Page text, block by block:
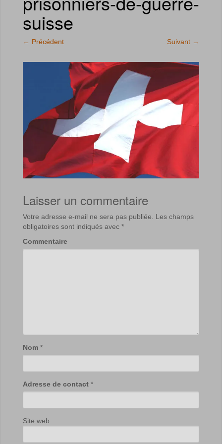
suisse
← Précédent Suivant →
Laisser un commentaire
Votre adresse e-mail ne sera pas publiée. Les champs
obligatoires sont indiqués avec *
Commentaire
Nom *
Adresse de contact *
Site web